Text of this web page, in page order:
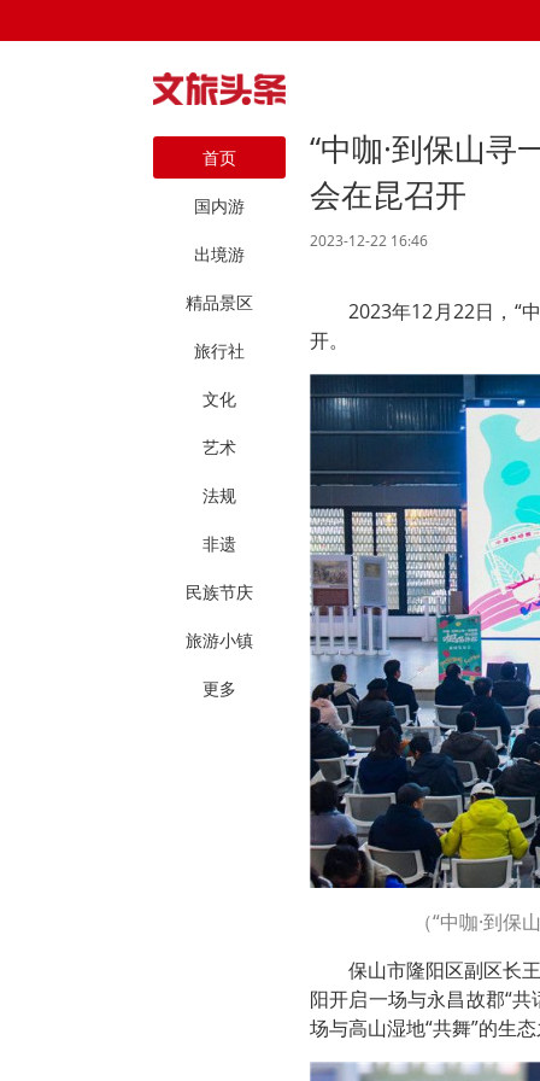
首页
国内游
出境游
精品景区
旅行社
文化
艺术
法规
非遗
民族节庆
旅游小镇
更多
“中咖·到保山寻
会在昆召开
2023-12-22 16:46
2023年12月22日，“
开。
（“中咖·到
保山市隆阳区副区长
阳开启一场与永昌故郡“
场与高山湿地“共舞”的生